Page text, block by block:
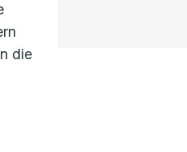
die